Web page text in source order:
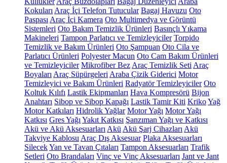
Kokuları Araç İçi Telefon Tutucular Bagaj Havuzu Oto
Paspası Araç İçi Kamera Oto Multimedya ve Görüntü
Sistemleri Oto Bakım Temizlik Ürünleri Basınçlı Yıkama
Makineleri Tampon Parlatıcı ve Temizleyiciler Torpido
Temizlik ve Bakım Ürünleri Oto Şampuan Oto Cila ve
Parlatıcı Ürünleri Polyester Macun Oto Cam Bakım Ürünleri
ve Temizleyiciler Mikrofiber Bez Araç Temizlik Seti Araç
Boyaları Araç Süpürgeleri Araba Çizik Giderici Motor
Temizleyici ve Bakım Ürünleri Radyatör Temizleyiciler Oto
Koltuk Kılıfı Lastik Ekipmanları Hava Kompresörü Bijon
Anahtarı Sibop ve Sibop Kapağı Lastik Tamir Kiti KrikoYağ
Motor Katkıları Hidrolik Yağlar Motor Yağı Motor Yağı
Katkısı Gres Yağı Yakıt Katkısı Şanzıman Yağı ve Katkısı
Akü ve Akü Aksesuarları Akü Akü Şarj Cihazları Akü
Takviye Kablosu Araç Dış Aksesuar Plaka Aksesuarları
SilecekYan ve Tavan Çıtaları Tampon Aksesuarları Trafik
Setleri Oto Brandaları Vinç ve Vinç Aksesuarları Jant ve Jant